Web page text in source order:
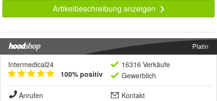
Artikelbeschreibung anzeigen
Platin
Intermedical24
100% positiv
16316 Verkäufe
Gewerblich
Anrufen
Kontakt